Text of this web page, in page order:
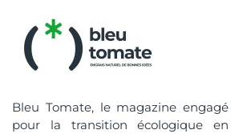
Bleu Tomate, le magazine engagé
pour la transition écologique en